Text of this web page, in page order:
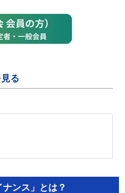
る
ナンス」とは？